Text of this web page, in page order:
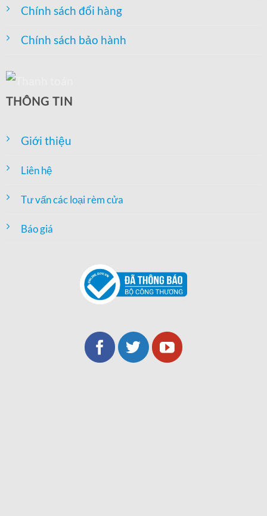
Chính sách đổi hàng
Chính sách bảo hành
THÔNG TIN
Giới thiệu
Liên hệ
Tư vấn các loại rèm cửa
Báo giá